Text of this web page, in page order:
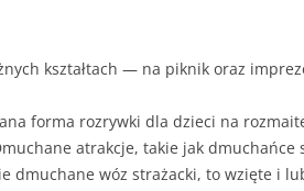
kształtach — na piknik oraz
forma rozrywki dla dzieci na
atrakcje, takie jak dmuchańce
dmuchane wóz strażacki, to wzięte i